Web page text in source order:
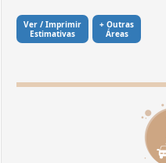
Ver / Imprimir
Estimativas
+ Outras
Áreas